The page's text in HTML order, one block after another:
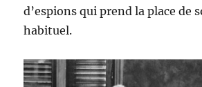
d’espions qui prend la place de
habituel.